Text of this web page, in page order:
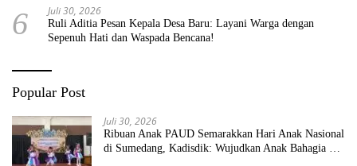
6 Juli 30, 2026
Ruli Aditia Pesan Kepala Desa Baru: Layani Warga dengan
Sepenuh Hati dan Waspada Bencana!
Popular Post
Juli 30, 2026
Ribuan Anak PAUD Semarakkan Hari Anak Nasional
di Sumedang, Kadisdik: Wujudkan Anak Bahagia dan